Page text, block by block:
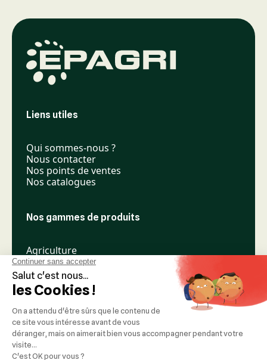
Liens utiles
Qui sommes-nous ?
Nous contacter
Nos points de ventes
Nos catalogues
Nos gammes de produits
Agriculture
Élevage
Espaces verts
Nos réseaux